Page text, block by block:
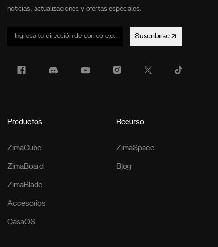
noticias, actualizaciones y ofertas especiales.
Suscribirse
Productos
ZimaCube
ZimaBoard
ZimaBlade
Accesorios
CasaOS
Recurso
ZimaSpace
Blog